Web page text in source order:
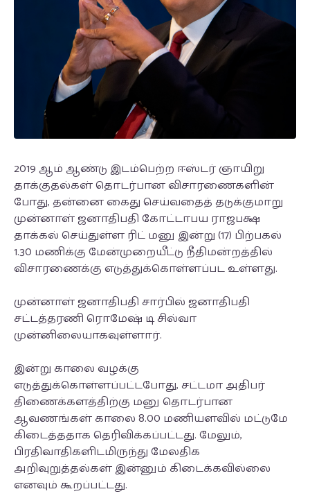
2019 ஆம் ஆண்டு இடம்பெற்ற ஈஸ்டர் ஞாயிறு
தாக்குதல்கள் தொடர்பான விசாரணைகளின்
போது, தன்னை கைது செய்வதைத் தடுக்குமாறு
முன்னாள் ஜனாதிபதி கோட்டாபய ராஜபக்ஷ
தாக்கல் செய்துள்ள ரிட் மனு இன்று (17) பிற்பகல்
1.30 மணிக்கு மேன்முறையீட்டு நீதிமன்றத்தில்
விசாரணைக்கு எடுத்துக்கொள்ளப்பட உள்ளது.
முன்னாள் ஜனாதிபதி சார்பில் ஜனாதிபதி
சட்டத்தரணி ரொமேஷ் டி சில்வா
முன்னிலையாகவுள்ளார்.
இன்று காலை வழக்கு
எடுத்துக்கொள்ளப்பட்டபோது, சட்டமா அதிபர்
திணைக்களத்திற்கு மனு தொடர்பான
ஆவணங்கள் காலை 8.00 மணியளவில் மட்டுமே
கிடைத்ததாக தெரிவிக்கப்பட்டது. மேலும்,
பிரதிவாதிகளிடமிருந்து மேலதிக
அறிவுறுத்தல்கள் இன்னும் கிடைக்கவில்லை
எனவும் கூறப்பட்டது.